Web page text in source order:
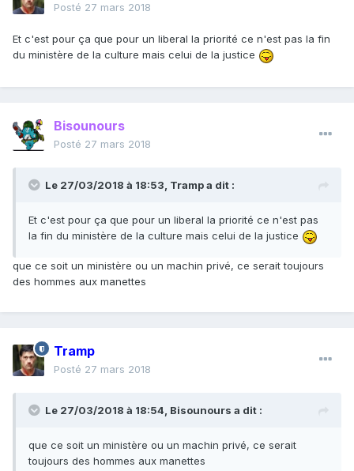
Posté 27 mars 2018
Et c'est pour ça que pour un liberal la priorité ce n'est pas la fin
du ministère de la culture mais celui de la justice
Bisounours
Posté 27 mars 2018
Le 27/03/2018 à 18:53, Trampa dit :
Et c'est pour ça que pour un liberal la priorité ce n'est pas
la fin du ministère de la culture mais celui de la justice
que ce soit un ministère ou un machin privé, ce serait toujours
des hommes aux manettes
Tramp
Posté 27 mars 2018
Le 27/03/2018 à 18:54, Bisounours a dit :
que ce soit un ministère ou un machin privé, ce serait
toujours des hommes aux manettes